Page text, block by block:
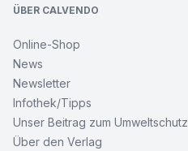
ÜBER CALVENDO
Online-Shop
News
Newsletter
Infothek/Tipps
Unser Beitrag zum Umweltschutz
Über den Verlag